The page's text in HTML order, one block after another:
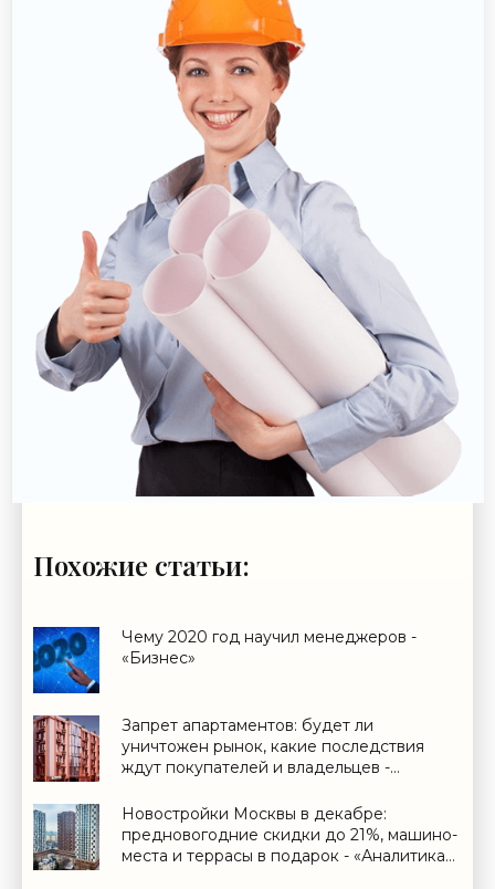
Похожие статьи:
Чему 2020 год научил менеджеров -
«Бизнес»
Запрет апартаментов: будет ли
уничтожен рынок, какие последствия
ждут покупателей и владельцев -
Новостройки Москвы в декабре:
предновогодние скидки до 21%, машино-
места и террасы в подарок - «Аналитика